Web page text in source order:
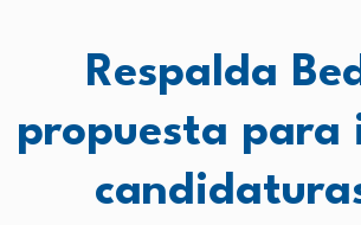
Respalda
propuesta para